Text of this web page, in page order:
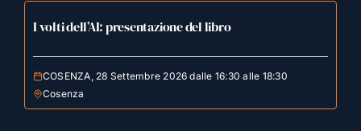
I volti dell’AI: presentazione del libro
COSENZA, 28 Settembre 2026 dalle 16:30 alle 18:30
Cosenza